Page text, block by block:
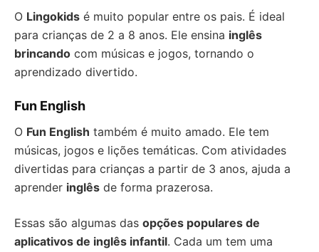
O Lingokids é muito popular entre os pais. É ideal
para crianças de 2 a 8 anos. Ele ensina inglês
brincando com músicas e jogos, tornando o
aprendizado divertido.
Fun English
O Fun English também é muito amado. Ele tem
músicas, jogos e lições temáticas. Com atividades
divertidas para crianças a partir de 3 anos, ajuda a
aprender inglês de forma prazerosa.
Essas são algumas das opções populares de
aplicativos de inglês infantil. Cada um tem uma